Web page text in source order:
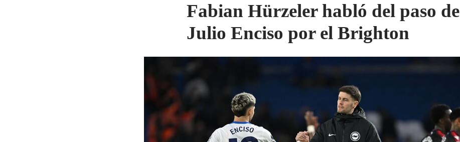
Fabian Hürzeler habló del paso de
Julio Enciso por el Brighton